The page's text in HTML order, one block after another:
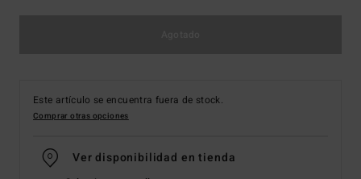
Este artículo se encuentra fuera de stock.
Comprar otras opciones
Ver disponibilidad en tienda